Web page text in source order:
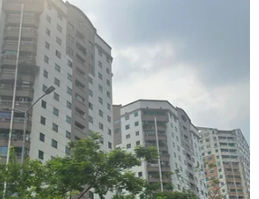
TIẾN DUẨN
THỊ TÁM, KHÚC THANH
Quy định sử dụng
Hỗ trợ
TTXVN